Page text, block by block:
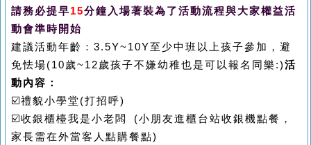
請務必提早15分鐘入場著裝為了活動流程與大家權益活
動會準時開始
建議活動年齡：3.5Y~10Y至少中班以上孩子參加，避
免怯場(10歲~12歲孩子不嫌幼稚也是可以報名同樂:)活
動內容：
☑禮貌小學堂(打招呼)
☑收銀櫃檯我是小老闆 (小朋友進櫃台站收銀機點餐，
家長需在外當客人點購餐點)